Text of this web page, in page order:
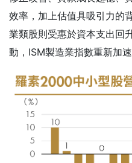
效率，加上估值具吸引力的
業類股則受惠於資本支出回
動，ISM製造業指數重新加